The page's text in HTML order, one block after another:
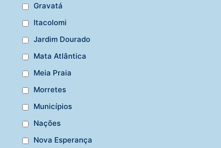
Gravatá
Itacolomi
Jardim Dourado
Mata Atlântica
Meia Praia
Morretes
Municípios
Nações
Nova Esperança